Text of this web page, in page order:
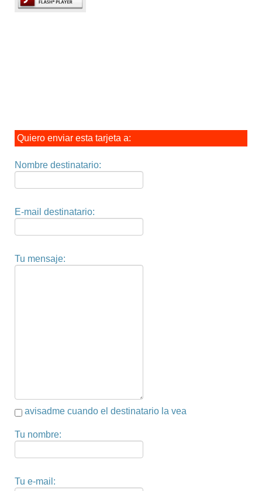
Quiero enviar esta tarjeta a:
Nombre destinatario:
E-mail destinatario:
Tu mensaje:
avisadme cuando el destinatario la vea
Tu nombre:
Tu e-mail: